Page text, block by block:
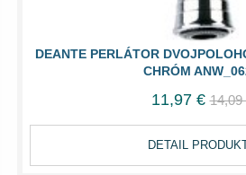
DEANTE PERLÁTOR
CHRÓM
11,97 € 14,09
DETAIL